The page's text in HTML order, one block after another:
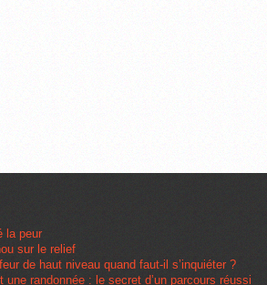
la peur
sur le relief
de haut niveau quand faut-il s’inquiéter ?
une randonnée : le secret d’un parcours réussi